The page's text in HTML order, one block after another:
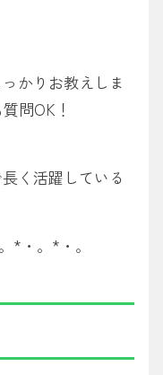
かりお教えしま
問OK！
く活躍している
*・。*・。